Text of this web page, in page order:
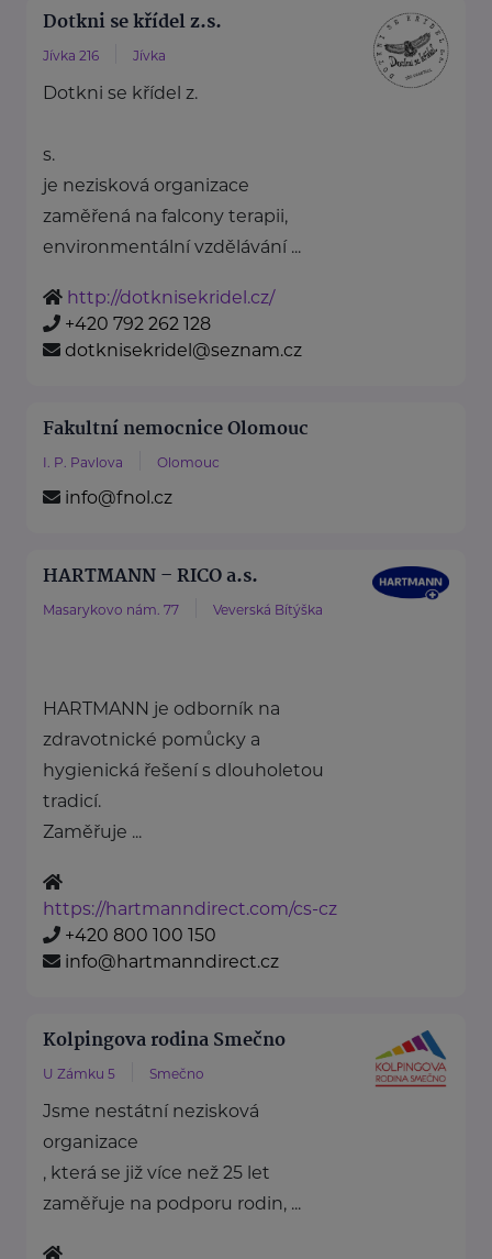
Dotkni se křídel z.s.
Jívka 216 Jívka
Dotkni se křídel z.
s.
je nezisková organizace
zaměřená na falcony terapii,
environmentální vzdělávání ...
http://dotknisekridel.cz/
+420 792 262 128
dotknisekridel@seznam.cz
Fakultní nemocnice Olomouc
I. P. Pavlova Olomouc
info@fnol.cz
HARTMANN – RICO a.s.
Masarykovo nám. 77 Veverská Bítýška
HARTMANN je odborník na
zdravotnické pomůcky a
hygienická řešení s dlouholetou
tradicí.
Zaměřuje ...
https://hartmanndirect.com/cs-cz
+420 800 100 150
info@hartmanndirect.cz
Kolpingova rodina Smečno
U Zámku 5 Smečno
Jsme nestátní nezisková
organizace
, která se již více než 25 let
zaměřuje na podporu rodin, ...